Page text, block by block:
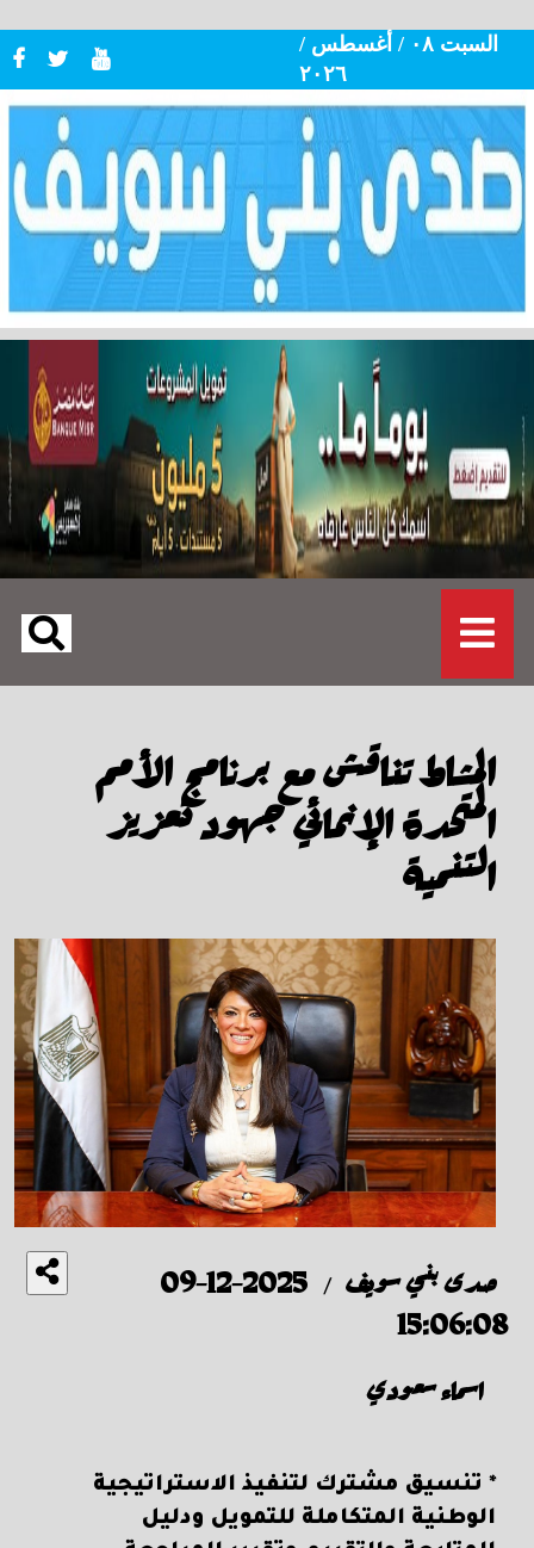
السبت ٠٨ / أغسطس /
٢٠٢٦
المشاط تناقش مع برنامج الأمم
المتحدة الإنمائي جهود تعزيز
التنمية
صدى بني سويف /
2025-12-09
15:06:08
اسماء سعودي
* تنسيق مشترك لتنفيذ الاستراتيجية
الوطنية المتكاملة للتمويل ودليل